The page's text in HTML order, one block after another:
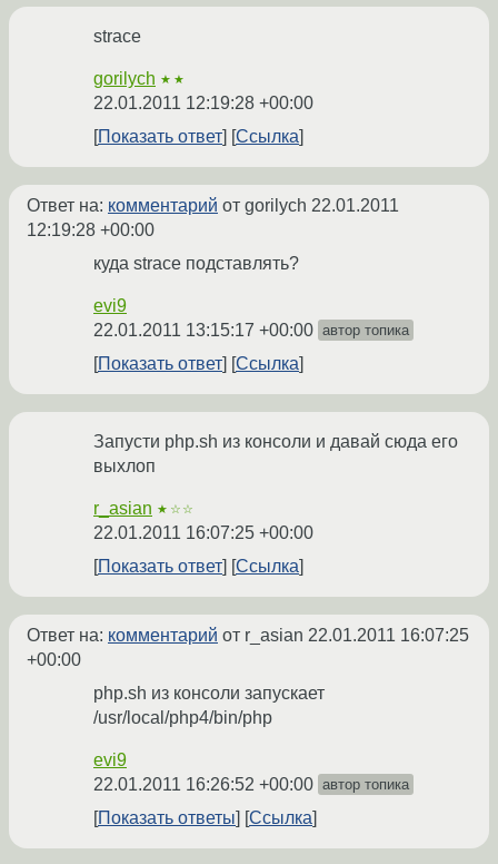
strace
gorilych ★★
22.01.2011 12:19:28 +00:00
Показать ответ
Ссылка
Ответ на: комментарий от gorilych 22.01.2011
12:19:28 +00:00
куда strace подставлять?
evi9
22.01.2011 13:15:17 +00:00 автор топика
Показать ответ Ссылка
Запусти php.sh из консоли и давай сюда его
выхлоп
r_asian ★☆☆
22.01.2011 16:07:25 +00:00
Показать ответ
Ссылка
Ответ на: комментарий от r_asian 22.01.2011 16:07:25
+00:00
php.sh из консоли запускает
/usr/local/php4/bin/php
evi9
22.01.2011 16:26:52 +00:00 автор топика
Показать ответы Ссылка